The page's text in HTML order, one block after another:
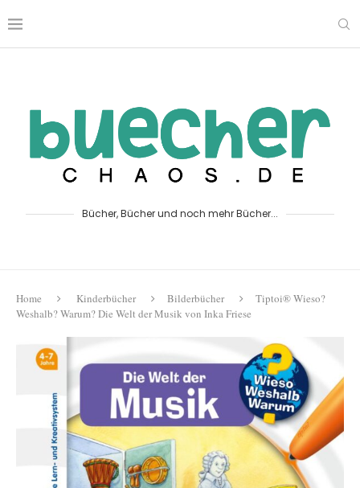
Bücher, Bücher und noch mehr Bücher...
Home Kinderbücher Bilderbücher
Tiptoi® Wieso?
Weshalb? Warum? Die Welt der Musik von Inka Friese